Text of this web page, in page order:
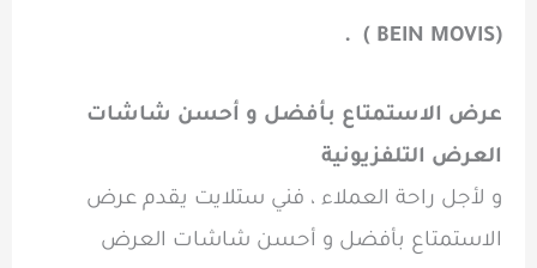
(
BEIN MOVIS
)
.
عرض الاستمتاع بأفضل و أحسن شاشات
العرض التلفزيونية
و لأجل راحة العملاء ، فني ستلايت يقدم عرض
الاستمتاع بأفضل و أحسن شاشات العرض